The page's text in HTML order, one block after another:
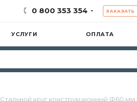
0 800 353 354 ЗАКАЗАТЬ
УСЛУГИ ОПЛАТА
Стальной круг конструкционный Ф60 мм